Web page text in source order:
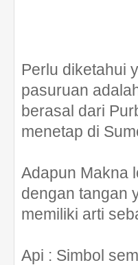
Perlu diketahui
pasuruan
berasal dari
menetap di
Adapun Makna
dengan tangan
memiliki arti
Api : Simbol